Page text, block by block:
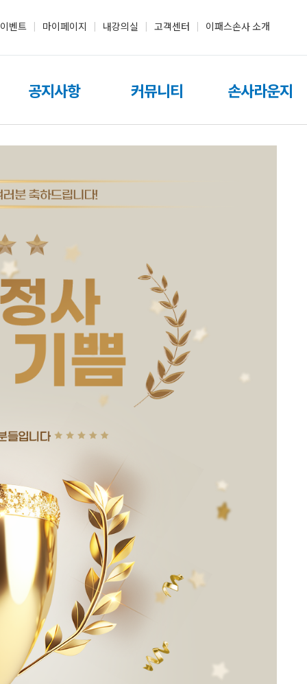
이벤트 | 마이페이지 | 내강의실 | 고객센터 | 이패스손사 소개
공지사항 커뮤니티 손사라운지